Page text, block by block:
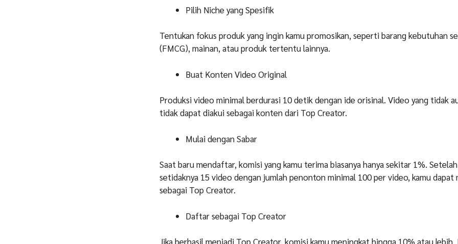
Pilih Niche yang Spesifik
Tentukan fokus produk yang ingin kamu promosikan, seperti barang kebutuhan
(FMCG), mainan, atau produk tertentu lainnya.
Buat Konten Video Original
Produksi video minimal berdurasi 10 detik dengan ide orisinal. Video yang tidak
tidak dapat diakui sebagai konten dari Top Creator.
Mulai dengan Sabar
Saat baru mendaftar, komisi yang kamu terima biasanya hanya sekitar 1%.
setidaknya 15 video dengan jumlah penonton minimal 100 per video, kamu
sebagai Top Creator.
Daftar sebagai Top Creator
Jika berhasil menjadi Top Creator, komisi kamu meningkat hingga 10% atau